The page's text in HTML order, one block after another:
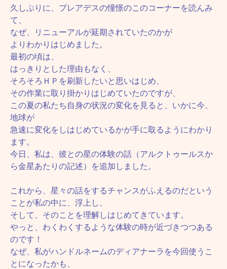
久しぶりに、プレアデスの憧憬のこのコーナーを読んみ
て、
なぜ、リニューアルが延期されていたのかが
よりわかりはじめました。
最初の頃は、
はっきりとした理由もなく、
そろそろＨＰを刷新したいと思いはじめ、
その作業に取り掛かりはじめていたのですが、
この夏の私たち自身の状況の変化を見ると、いかに今、
地球が
急速に変化をしはじめているかが手に取るようにわかり
ます。
今日、私は、彼との星の体験の話（アルクトゥールスか
ら金星あたりの記述）を追加しました。
これから、星々の話をするチャンスがふえるのだという
ことが私の中に、浮上し、
そして、そのことを理解しはじめてきています。
やっと、わくわくするような体験の時が近づきつつある
のです！
なぜ、私がハンドルネームのディアナーラを今回使うこ
とになったかも、